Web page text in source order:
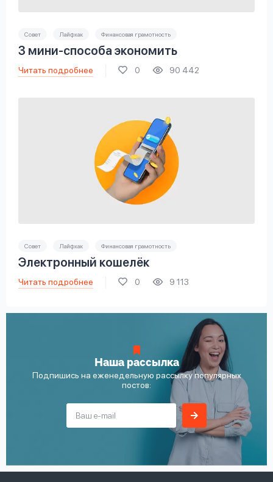
Совет Лайфхак Финансовая грамотность
3 мини-способа экономить
Читать подробнее 0 90 442
Совет Лайфхак Финансовая грамотность
Электронный кошелёк
Читать подробнее 0 9 113
Наша рассылка
Подпишись на еженедельную рассылку популярных
постов: